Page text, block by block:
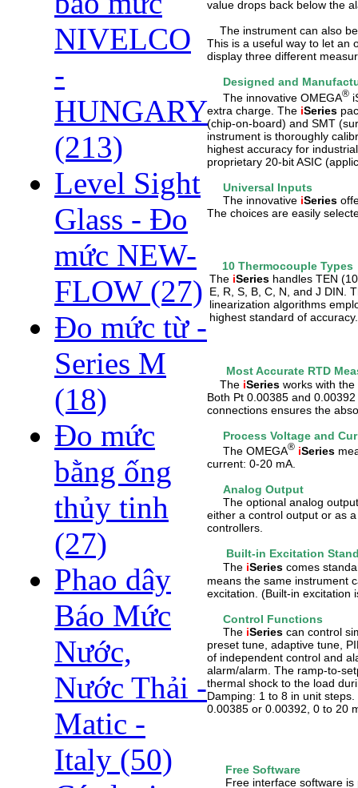
NIVELCO
-
HUNGARY
(213)
Level Sight
Glass - Đo
mức NEW-
FLOW (27)
Đo mức từ -
Series M
(18)
Đo mức
bằng ống
thủy tinh
(27)
Phao dây
Báo Mức
Nước,
Nước Thải -
Matic -
Italy (50)
value drops back below the
The instrument can also
This is a useful way to let an
display three different
Designed and
The innovative OMEGA®
extra charge. The iSeries
(chip-on-board) and SMT
instrument is thoroughly
highest accuracy for
proprietary 20-bitASIC
Universal Inputs
The innovative iSeries
The choices are easily
10 Thermocouple Types
The iSeries handles TEN
E, R, S, B, C, N, and J DIN.
linearization algorithms
highest standard of accuracy.
Most Accurate RTD
The iSeries works with
Both Pt 0.00385 and
connections ensures the
Process Voltage and
The OMEGA® iSeries
current: 0-20 mA.
Analog Output
The optional analog output
either a control output or as
controllers.
Built-in Excitation
The iSeries comes
means the same instrument
excitation. (Built-in excitation
Control Functions
The iSeries can control
preset tune, adaptive tune,
of independent control and
alarm/alarm. The ramp-to-
thermal shock to the load
Damping: 1 to 8 in unit
0.00385 or 0.00392, 0 to 20
Free Software
Free interface software is